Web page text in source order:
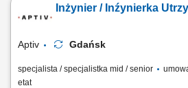
techniczne w celu utrzymania ciągłości
konserwacji zapobiegawczej i prewencyjnej
Inżynier / Inźynierka
Aptiv Gdańsk
specjalista / specjalistka mid / senior
etat